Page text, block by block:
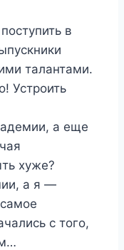
в
талантами.
Устроить
а еще
хуже?
а я —
с того,